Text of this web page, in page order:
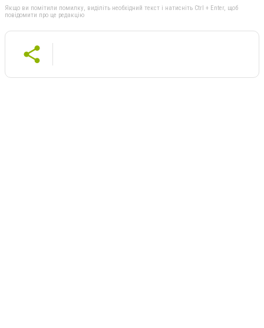
Якщо ви помітили помилку, виділіть необхідний текст і натисніть Ctrl + Enter, щоб
повідомити про це редакцію